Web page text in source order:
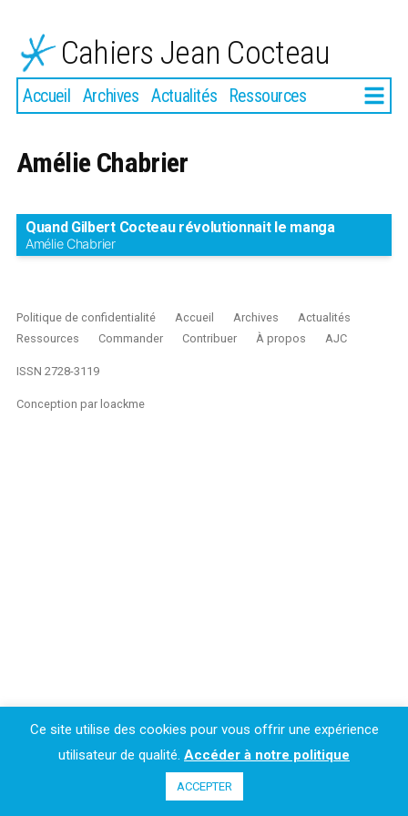
contenu
Cahiers Jean Cocteau
Accueil Archives Actualités Ressources Plus
Amélie Chabrier
Quand Gilbert Cocteau révolutionnait le manga
Amélie Chabrier
Politique de confidentialité Accueil Archives
Actualités
Ressources
Commander Contribuer À propos AJC
ISSN 2728-3119
Conception par loackme
Ce site utilise des cookies pour vous offrir une expérience
utilisateur de qualité. Accéder à notre politique
ACCEPTER